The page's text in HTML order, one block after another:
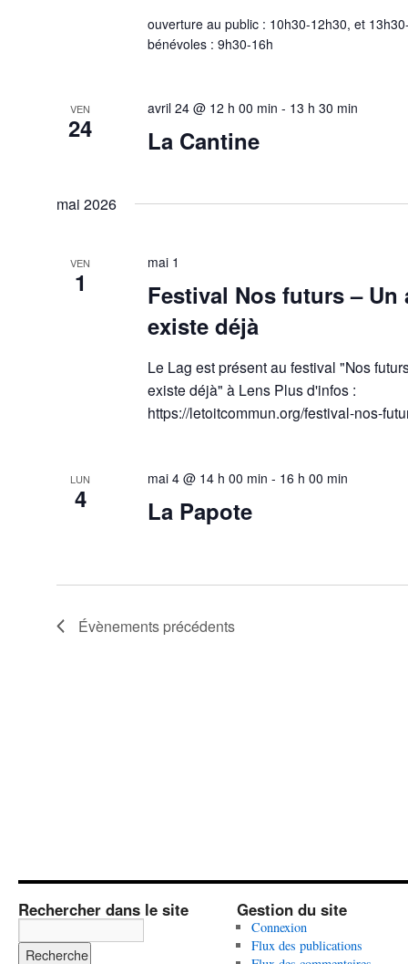
ouverture au public : 10h30-12h30, et
bénévoles : 9h30-16h
VEN
24 La Cantine
avril 24 @ 12 h 00 min - 13 h 30 min
mai 2026
VEN
1
Festival Nos futurs – Un
existe déjà
mai 1
Le Lag est présent au festival "Nos
existe déjà" à Lens Plus d'infos :
https://letoitcommun.org/festival-nos-
LUN
4 La Papote
mai 4 @ 14 h 00 min - 16 h 00 min
Évènements précédents
Rechercher dans le site Gestion du site
Connexion
Flux des publications